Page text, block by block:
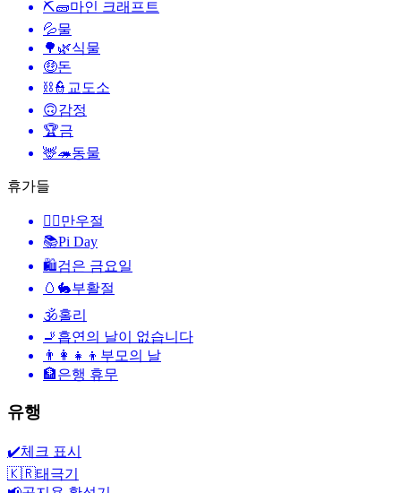
⛏🧱마인 크래프트
💦물
🌳🌿식물
🤑돈
⛓️👮 교도소
🙃감정
🏆금
🦌🦔동물
휴가들
🙆‍♂️만우절
📚Pi Day
🛍검은 금요일
🥚🐇부활절
🕉홀리
🚬 흡연의 날이 없습니다
👨‍👩‍👧‍👦 부모의 날
🏦은행 휴무
유행
✔️체크 표시
🇰🇷태극기